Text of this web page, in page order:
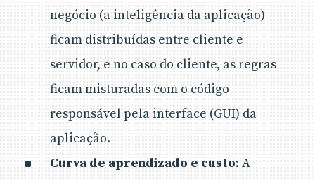
negócio (a inteligência da aplicação)
ficam distribuídas entre cliente e
servidor, e no caso do cliente, as regras
ficam misturadas com o código
responsável pela interface (GUI) da
aplicação.
Curva de aprendizado e custo: A